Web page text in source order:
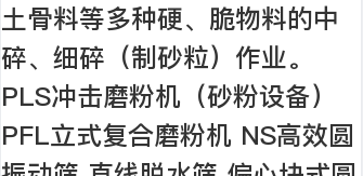
土骨料等多种硬、脆物料的中
碎、细碎（制砂粒）作业。
PLS冲击磨粉机（砂粉设备）
PFL立式复合磨粉机 NS高效圆